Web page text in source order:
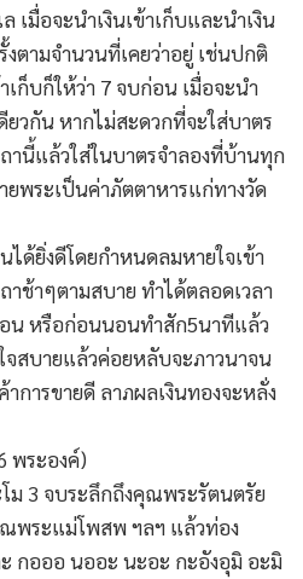
มื่อจะนำเงินเข้าเก็บและนำเงิน
ตามจำนวนที่เคยว่าอยู่ เช่นปกติ
เก็บก็ให้ว่า 7 จบก่อน เมื่อจะนำ
ยวกัน หากไม่สะดวกที่จะใส่บาตร
านี้แล้วใส่ในบาตรจำลองที่บ้านทุก
ยพระเป็นค่าภัตตาหารแก่ทางวัด
ได้ยิ่งดีโดยกำหนดลมหายใจเข้า
ช้าๆตามสบาย ทำได้ตลอดเวลา
น หรือก่อนนอนทำสัก5นาทีแล้ว
สบายแล้วค่อยหลับจะภาวนาจน
การขายดี ลาภผลเงินทองจะหลั่ง
พระองค์)
ม 3 จบระลึกถึงคุณพระรัตนตรัย
ระแม่โพสพ ฯลฯ แล้วท่อง
กอออ นออะ นะอะ กะอังอุมิ อะมิ